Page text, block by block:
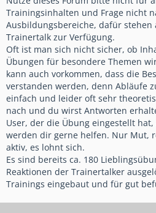
Trainingsinhalten und Frage nicht
Ausbildungsbereiche, dafür stehen
Trainertalk zur Verfügung.
Oft ist man sich nicht sicher, ob
Übungen für besondere Themen
kann auch vorkommen, dass die
verstanden werden, denn Abläufe
einfach und leider oft sehr
nach und du wirst Antworten
User, der die Übung eingestellt
werden dir gerne helfen. Nur Mut,
aktiv, es lohnt sich.
Es sind bereits ca. 180
Reaktionen der Trainertalker
Trainings eingebaut und für gut